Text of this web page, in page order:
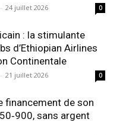
- 24 juillet 2026 0
: la stimulante
d’Ethiopian Airlines
Continentale
- 21 juillet 2026 0
financement de son
sans argent